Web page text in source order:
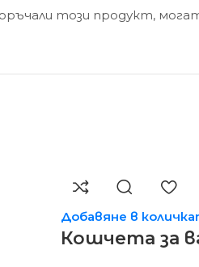
този продукт,
Добавяне в
Кошчета за